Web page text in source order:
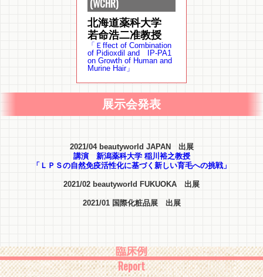
(WCHR)
北海道薬科大学
若命浩二准教授
「Ｅffect of Combination
of Pidioxdil and IP-PA1
on Growth of Human and
Murine Hair」
展示会発表
2021/04 beautyworld JAPAN 出展
講演 新潟薬科大学 稲川裕之教授
「ＬＰＳの自然免疫活性化に基づく新しい育毛への挑戦」
2021/02 beautyworld FUKUOKA 出展
2021/01 国際化粧品展 出展
臨床例
Report